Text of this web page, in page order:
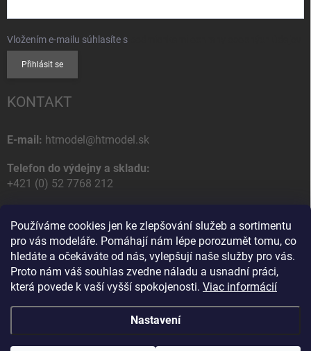
Používáme cookies jen ke zlepšování služeb a sortimentu
pro vás modeláře. Pomáhají nám lépe porozumět tomu, co
hledáte a očekáváte od nás, vylepšují naše služby pro vás.
Proto nám váš souhlas zvedne náladu a usnadní práci,
která povede k vaší vyšší spokojenosti. Viac informácií
Nastavení
Vložením e-mailu súhlasíte s
Přihlásit se
KONTAKT
E-mail: htmodel@htmodel.sk
Telefon do výdejny a skladu:
+421 (0) 52 7768 212
HT model
Na letisko 49
058 01 Poprad
Slovenská Republika
Copyright 2026HT model. Všechna práva vyhrazena.Upravit nastavení